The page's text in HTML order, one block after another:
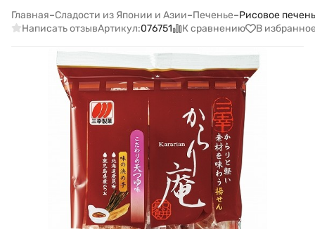
Главная–Сладости из Японии и Азии–Печенье–Рисовое
Написать отзывАртикул:076751 К сравнению В